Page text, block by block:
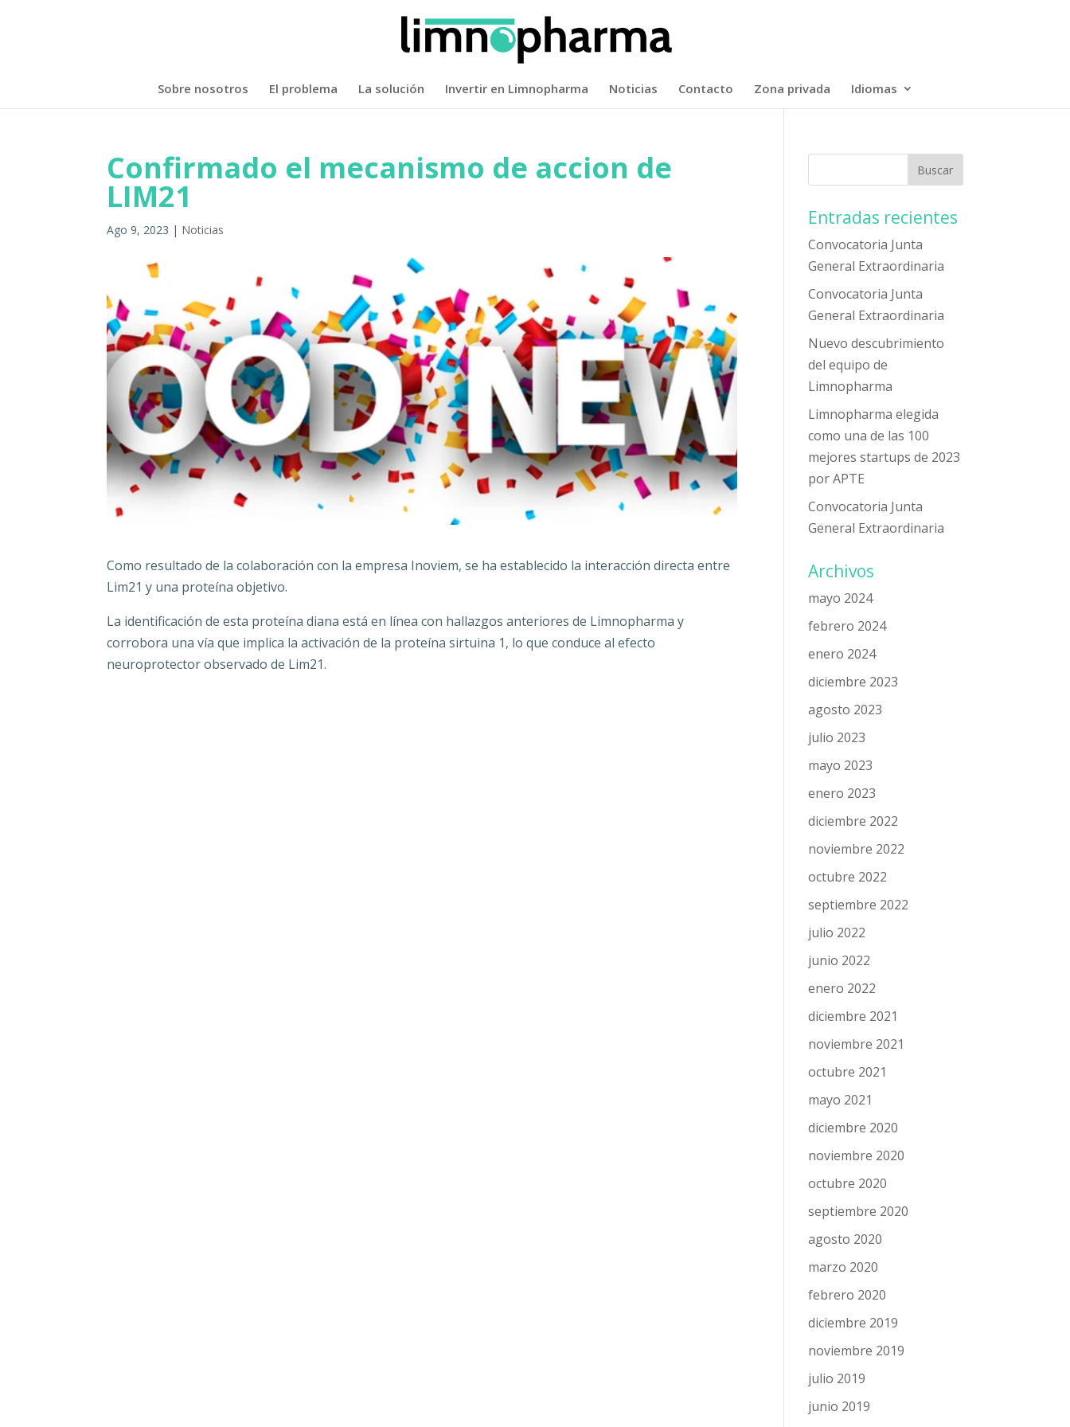
Sobre nosotros El problema La solución Invertir en Limnopharma Noticias Contacto Zona privada Idiomas
Confirmado el mecanismo de accion de
LIM21
Ago 9, 2023 | Noticias
Como resultado de la colaboración con la empresa Inoviem, se ha establecido la interacción directa entre
Lim21 y una proteína objetivo.
La identificación de esta proteína diana está en línea con hallazgos anteriores de Limnopharma y
corrobora una vía que implica la activación de la proteína sirtuina 1, lo que conduce al efecto
neuroprotector observado de Lim21.
Entradas recientes
Convocatoria Junta
General Extraordinaria
Convocatoria Junta
General Extraordinaria
Nuevo descubrimiento
del equipo de
Limnopharma
Limnopharma elegida
como una de las 100
mejores startups de 2023
por APTE
Convocatoria Junta
General Extraordinaria
Archivos
mayo 2024
febrero 2024
enero 2024
diciembre 2023
agosto 2023
julio 2023
mayo 2023
enero 2023
diciembre 2022
noviembre 2022
octubre 2022
septiembre 2022
julio 2022
junio 2022
enero 2022
diciembre 2021
noviembre 2021
octubre 2021
mayo 2021
diciembre 2020
noviembre 2020
octubre 2020
septiembre 2020
agosto 2020
marzo 2020
febrero 2020
diciembre 2019
noviembre 2019
julio 2019
junio 2019